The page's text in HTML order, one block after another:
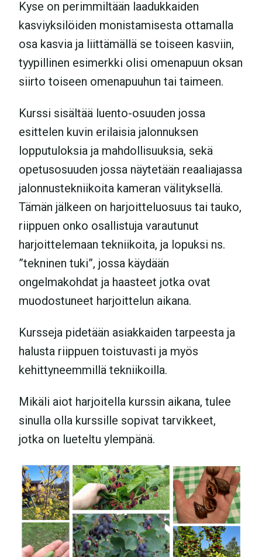
Kyse on perimmiltään laadukkaiden
kasviyksilöiden monistamisesta ottamalla
osa kasvia ja liittämällä se toiseen kasviin,
tyypillinen esimerkki olisi omenapuun oksan
siirto toiseen omenapuuhun tai taimeen.
Kurssi sisältää luento-osuuden jossa
esittelen kuvin erilaisia jalonnuksen
lopputuloksia ja mahdollisuuksia, sekä
opetusosuuden jossa näytetään reaaliajassa
jalonnustekniikoita kameran välityksellä.
Tämän jälkeen on harjoitteluosuus tai tauko,
riippuen onko osallistuja varautunut
harjoittelemaan tekniikoita, ja lopuksi ns.
”tekninen tuki”, jossa käydään
ongelmakohdat ja haasteet jotka ovat
muodostuneet harjoittelun aikana.
Kursseja pidetään asiakkaiden tarpeesta ja
halusta riippuen toistuvasti ja myös
kehittyneemmillä tekniikoilla.
Mikäli aiot harjoitella kurssin aikana, tulee
sinulla olla kurssille sopivat tarvikkeet,
jotka on lueteltu ylempänä.